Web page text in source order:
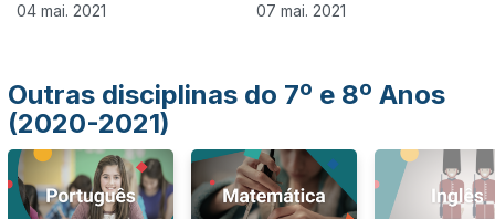
04 mai. 2021
07 mai. 2021
Outras disciplinas do 7º e 8º Anos
(2020-2021)